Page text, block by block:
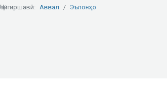
Ҷойгиршавӣ: Аввал Эълонҳо